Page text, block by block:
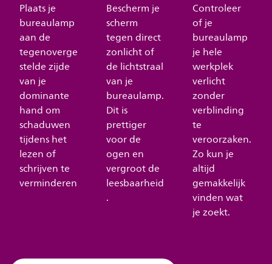
Plaats je
bureaulamp
aan de
tegenoverge
stelde zijde
van je
dominante
hand om
schaduwen
tijdens het
lezen of
schrijven te
verminderen
Bescherm je
scherm
tegen direct
zonlicht of
de lichtstraal
van je
bureaulamp.
Dit is
prettiger
voor de
ogen en
vergroot de
leesbaarheid
.
Controleer
of je
bureaulamp
je hele
werkplek
verlicht
zonder
verblinding
te
veroorzaken.
Zo kun je
altijd
gemakkelijk
vinden wat
je zoekt.